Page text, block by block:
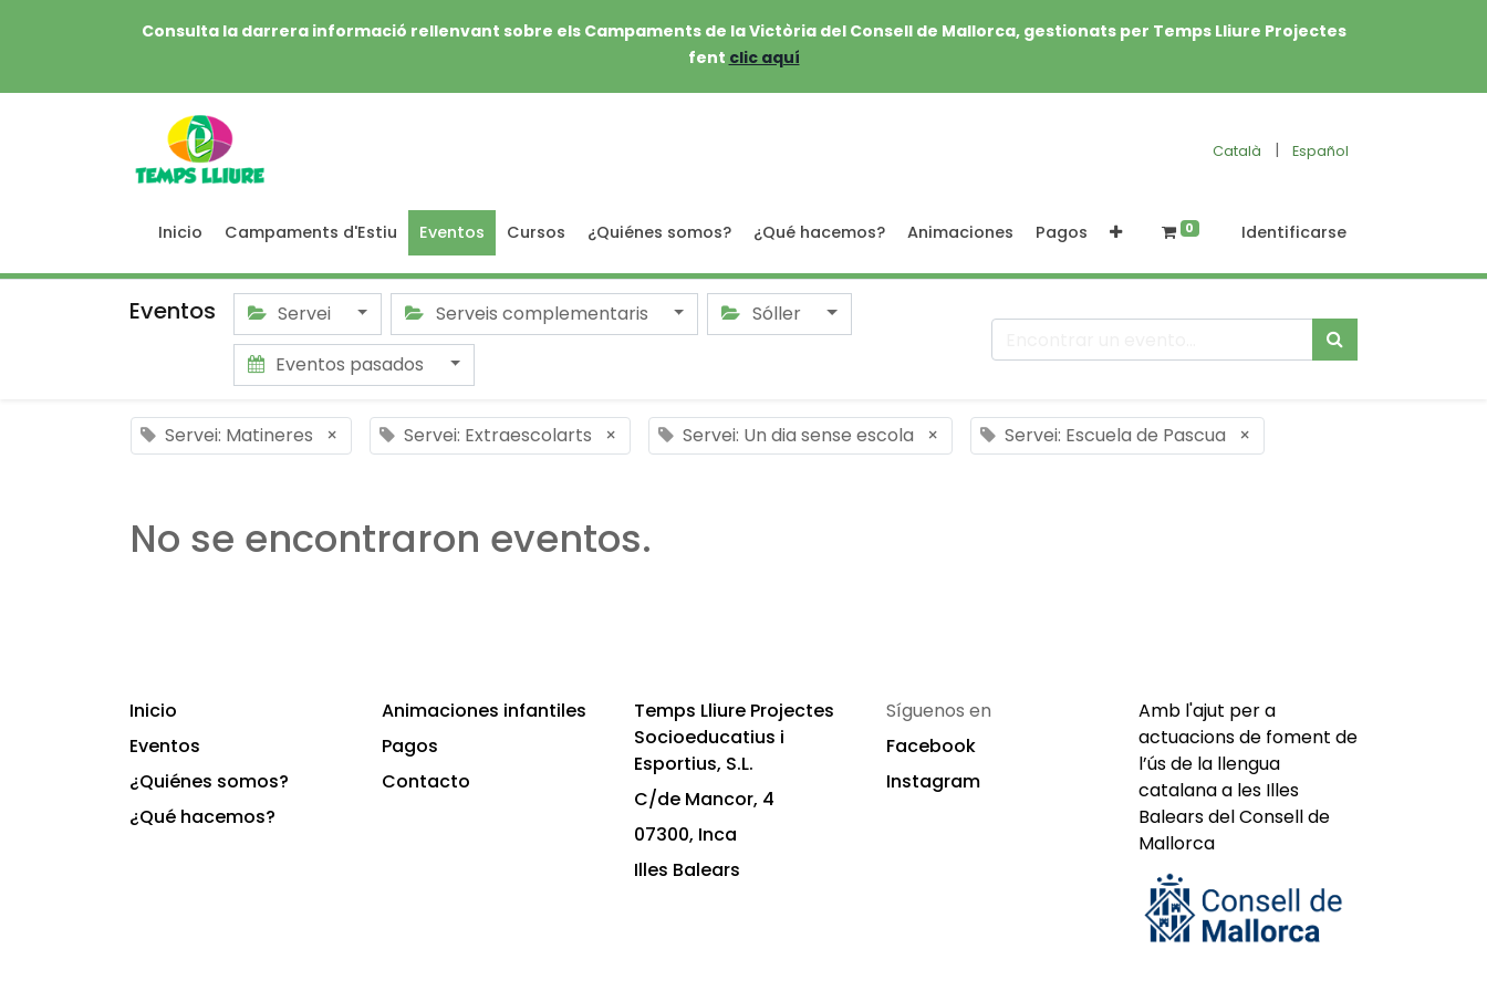
Consulta la darrera informació rellenvant sobre els Campaments de la Victòria del Consell de Mallorca, gestionats per Temps Lliure Projectes
fent clic aquí
Català | Español
Inicio Campaments d'Estiu Eventos Cursos ¿Quiénes somos? ¿Qué hacemos? Animaciones Pagos 0 Identificarse
Eventos Servei Serveis complementaris
Sóller
Eventos pasados
Servei: Matineres × Servei: Extraescolarts × Servei: Un dia sense escola × Servei: Escuela de Pascua ×
No se encontraron eventos.
Inicio
Eventos
¿Quiénes somos?
¿Qué hacemos?
Animaciones infantiles
Pagos
Contacto
Temps Lliure Projectes
Socioeducatius i
Esportius, S.L.
C/de Mancor, 4
07300, Inca
Illes Balears
Síguenos en
Facebook
Instagram
Amb l'ajut per a
actuacions de foment de
l’ús de la llengua
catalana a les Illes
Balears del Consell de
Mallorca